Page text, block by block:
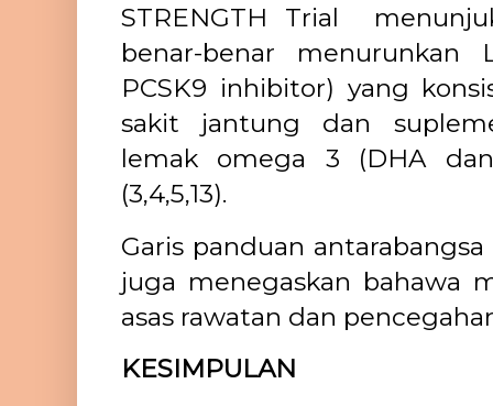
STRENGTH Trial
benar-benar menurunkan
PCSK9 inhibitor) yang
sakit jantung dan
lemak omega 3 (DHA
(3,4,5,13).
Garis panduan
juga menegaskan bahawa
asas rawatan dan
KESIMPULAN